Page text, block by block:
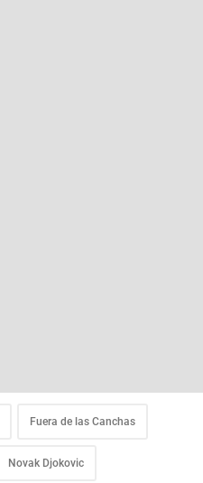
Fuera de las Canchas
Novak Djokovic